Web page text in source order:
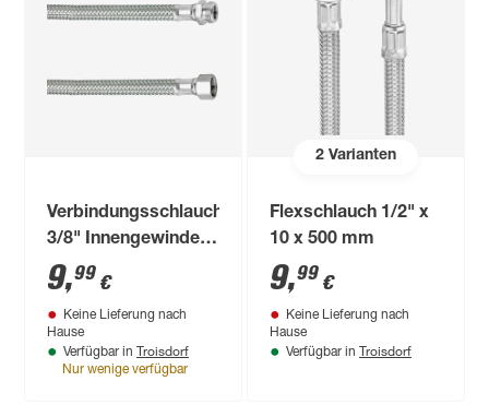
Verbindungsschlauch
3/8" Innengewinde x
1/2" Außengewinde
500 mm
9,99 €
Keine Lieferung nach
Hause
Verfügbar in Troisdorf
Nur wenige verfügbar
2Varianten
Flexschlauch 1/2" x
10 x 500 mm
9,99 €
Keine Lieferung nach
Hause
Verfügbar in Troisdorf